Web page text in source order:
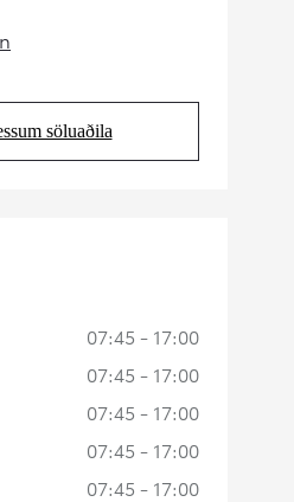
tab)
söluaðila
in new tab)
07:45 - 17:00
07:45 - 17:00
07:45 - 17:00
07:45 - 17:00
07:45 - 17:00